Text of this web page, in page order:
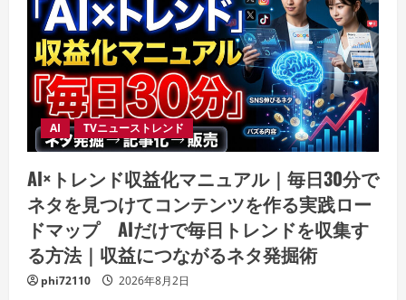
AI TVニューストレンド
AI×トレンド収益化マニュアル｜毎日30分で
ネタを見つけてコンテンツを作る実践ロー
ドマップ AIだけで毎日トレンドを収集す
る方法｜収益につながるネタ発掘術
phi72110 2026年8月2日